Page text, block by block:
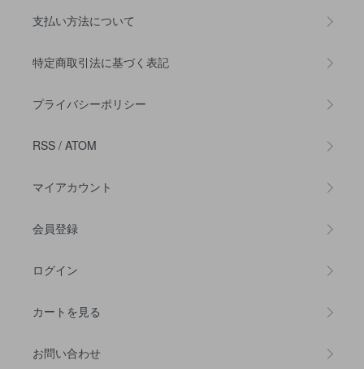
支払い方法について
特定商取引法に基づく表記
プライバシーポリシー
RSS / ATOM
マイアカウント
会員登録
ログイン
カートを見る
お問い合わせ